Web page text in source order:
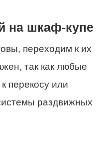
на шкаф-купе
переходим к их
так как любые
перекосу или
раздвижных